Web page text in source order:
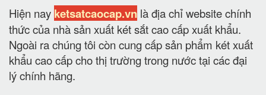
Hiện nay ketsatcaocap.vn là địa chỉ website chính
thức của nhà sản xuất két sắt cao cấp xuất khẩu.
Ngoài ra chúng tôi còn cung cấp sản phẩm két xuất
khẩu cao cấp cho thị trường trong nước tại các đại
lý chính hãng.